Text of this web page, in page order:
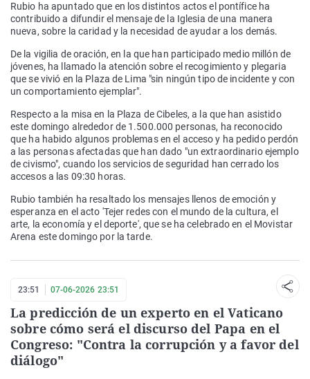
Rubio ha apuntado que en los distintos actos el pontífice ha
contribuido a difundir el mensaje de la Iglesia de una manera
nueva, sobre la caridad y la necesidad de ayudar a los demás.
De la vigilia de oración, en la que han participado medio millón de
jóvenes, ha llamado la atención sobre el recogimiento y plegaria
que se vivió en la Plaza de Lima "sin ningún tipo de incidente y con
un comportamiento ejemplar".
Respecto a la misa en la Plaza de Cibeles, a la que han asistido
este domingo alrededor de 1.500.000 personas, ha reconocido
que ha habido algunos problemas en el acceso y ha pedido perdón
a las personas afectadas que han dado "un extraordinario ejemplo
de civismo", cuando los servicios de seguridad han cerrado los
accesos a las 09:30 horas.
Rubio también ha resaltado los mensajes llenos de emoción y
esperanza en el acto 'Tejer redes con el mundo de la cultura, el
arte, la economía y el deporte', que se ha celebrado en el Movistar
Arena este domingo por la tarde.
23:51 07-06-2026 23:51
La predicción de un experto en el Vaticano
sobre cómo será el discurso del Papa en el
Congreso: "Contra la corrupción y a favor del
diálogo"